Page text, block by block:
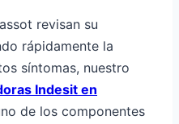
revisan su
rápidamente la
síntomas, nuestro
Indesit en
de los componentes